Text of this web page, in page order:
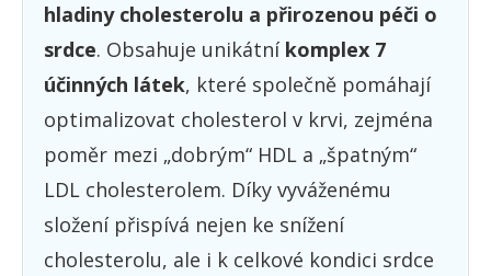
hladiny cholesterolu a přirozenou péči o
srdce. Obsahuje unikátní komplex 7
účinných látek, které společně pomáhají
optimalizovat cholesterol v krvi, zejména
poměr mezi „dobrým“ HDL a „špatným“
LDL cholesterolem. Díky vyváženému
složení přispívá nejen ke snížení
cholesterolu, ale i k celkové kondici srdce